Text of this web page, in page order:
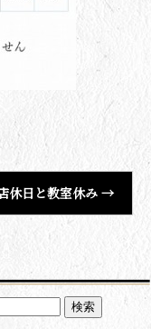
休日と教室休み →